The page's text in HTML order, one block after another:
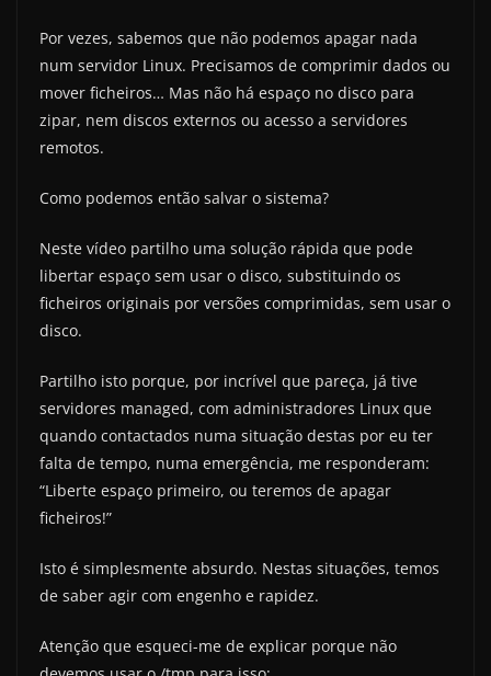
Por vezes, sabemos que não podemos apagar nada
num servidor Linux. Precisamos de comprimir dados ou
mover ficheiros… Mas não há espaço no disco para
zipar, nem discos externos ou acesso a servidores
remotos.
Como podemos então salvar o sistema?
Neste vídeo partilho uma solução rápida que pode
libertar espaço sem usar o disco, substituindo os
ficheiros originais por versões comprimidas, sem usar o
disco.
Partilho isto porque, por incrível que pareça, já tive
servidores managed, com administradores Linux que
quando contactados numa situação destas por eu ter
falta de tempo, numa emergência, me responderam:
“Liberte espaço primeiro, ou teremos de apagar
ficheiros!”
Isto é simplesmente absurdo. Nestas situações, temos
de saber agir com engenho e rapidez.
Atenção que esqueci-me de explicar porque não